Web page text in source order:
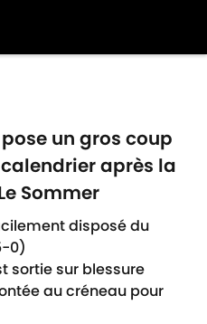
un gros coup
après la
Sommer
disposé du
0)
sortie sur blessure
au créneau pour